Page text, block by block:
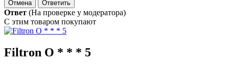
Ответ (На проверке у модератора)
С этим товаром покупают
Filtron O * * * 5